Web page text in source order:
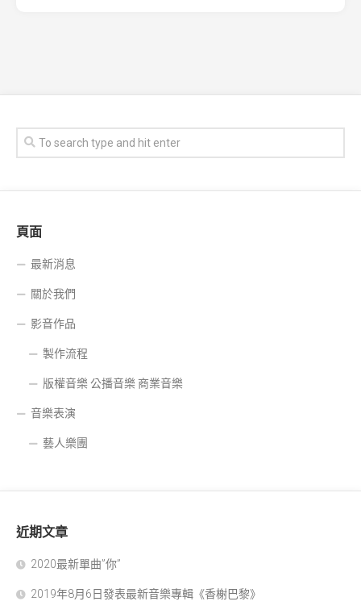
頁面
最新消息
關於我們
影音作品
製作流程
版權音樂 公播音樂 商業音樂
音樂表演
藝人樂團
近期文章
2020最新單曲”你”
2019年8月6日發表最新音樂專輯《香榭巴黎》